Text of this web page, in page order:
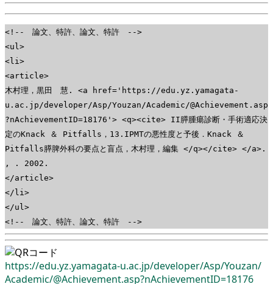
<!-- 論文、特許、論文、特許 -->
<ul>
<li>
<article>
木村理，黒田 慧. <a href='https://edu.yz.yamagata-
u.ac.jp/developer/Asp/Youzan/Academic/@Achievement.asp
?nAchievementID=18176'> <q><cite> II膵腫瘍診断・手術適応決
定のKnack ＆ Pitfalls，13.IPMTの悪性度と予後．Knack ＆
Pitfalls膵脾外科の要点と盲点，木村理，編集 </q></cite> </a>.
, . 2002.
</article>
</li>
</ul>
<!-- 論文、特許、論文、特許 -->
https://edu.yz.yamagata-u.ac.jp/developer/Asp/Youzan/
Academic/@Achievement.asp?nAchievementID=18176